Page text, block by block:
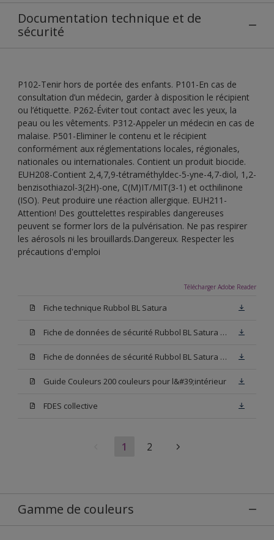
Documentation technique et de
sécurité
P102-Tenir hors de portée des enfants. P101-En cas de
consultation d’un médecin, garder à disposition le récipient
ou l’étiquette. P262-Éviter tout contact avec les yeux, la
peau ou les vêtements. P312-Appeler un médecin en cas de
malaise. P501-Eliminer le contenu et le récipient
conformément aux réglementations locales, régionales,
nationales ou internationales. Contient un produit biocide.
EUH208-Contient 2,4,7,9-tétraméthyldec-5-yne-4,7-diol, 1,2-
benzisothiazol-3(2H)-one, C(M)IT/MIT(3-1) et octhilinone
(ISO). Peut produire une réaction allergique. EUH211-
Attention! Des gouttelettes respirables dangereuses
peuvent se former lors de la pulvérisation. Ne pas respirer
les aérosols ni les brouillards.Dangereux. Respecter les
précautions d'emploi
Télécharger Adobe Reader
Fiche technique Rubbol BL Satura
Fiche de données de sécurité Rubbol BL Satura Base N00
Fiche de données de sécurité Rubbol BL Satura Blanc
Guide Couleurs 200 couleurs pour l&#39;intérieur
FDES collective
1 2
Gamme de couleurs